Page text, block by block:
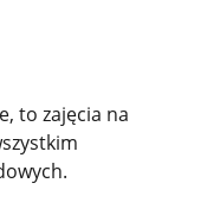
to zajęcia na